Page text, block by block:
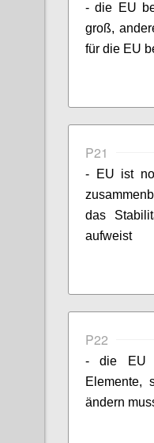
- die EU
groß,
für die EU
P21
- EU ist
das
aufweist
P22
- die EU
Elemente,
ändern